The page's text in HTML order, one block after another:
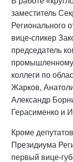
заместитель
Регионального
вице-спикер
председатель
промышленному
коллеги по
Жарков,
Александр
Герасименко и
Кроме
Президиума
первый вице-